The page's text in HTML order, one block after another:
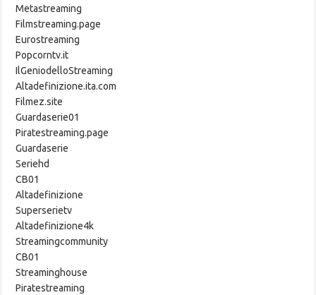
Metastreaming
Filmstreaming.page
Eurostreaming
Popcorntv.it
IlGeniodelloStreaming
Altadefinizione.ita.com
Filmez.site
Guardaserie01
Piratestreaming.page
Guardaserie
Seriehd
CB01
Altadefinizione
Superserietv
Altadefinizione4k
Streamingcommunity
CB01
Streaminghouse
Piratestreaming